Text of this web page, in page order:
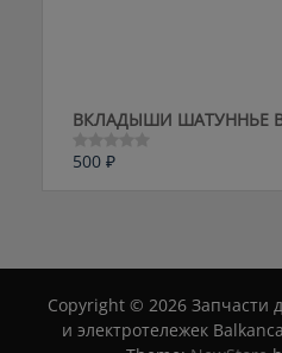
ВКЛАДЫШИ ШАТУННЬЕ В
Оценка
500 ₽
Copyright © 2026 Запчасти
и электротележек